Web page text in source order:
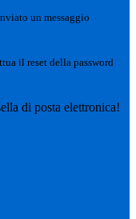
un messaggio
il reset della password
di posta elettronica!